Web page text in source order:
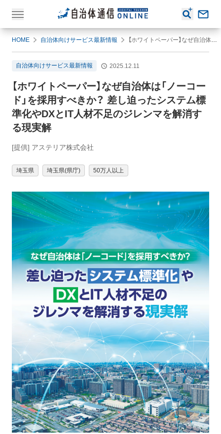
HOME 自治体向けサービス最新情報 【ホワイトペーパー】なぜ自治体は「ノーコード」を採用すべきか？ 差し迫ったシステム標準化やDXとIT人材不足のジレンマを解消する現実解
自治体向けサービス最新情報 2025.12.11
【ホワイトペーパー】なぜ自治体は「ノーコー
ド」を採用すべきか？ 差し迫ったシステム標
準化やDXとIT人材不足のジレンマを解消す
る現実解
[提供] アステリア株式会社
埼玉県 埼玉県(県庁) 50万人以上